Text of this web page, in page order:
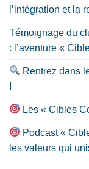
l’intégration et la
Témoignage du
: l’aventure «
Rentrez dans
!
Les « Cibles
Podcast «
les valeurs qui